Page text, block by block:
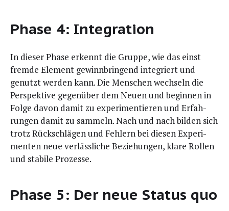
Phase 4: Integration
In die­ser Pha­se erkennt die Grup­pe, wie das einst
frem­de Ele­ment gewinn­brin­gend inte­griert und
genutzt wer­den kann. Die Men­schen wech­seln die
Per­spek­ti­ve gegen­über dem Neu­en und begin­nen in
Fol­ge davon damit zu expe­ri­men­tie­ren und Erfah­
run­gen damit zu sam­meln. Nach und nach bil­den sich
trotz Rück­schlä­gen und Feh­lern bei die­sen Expe­ri­
men­ten neue ver­läss­li­che Bezie­hun­gen, kla­re Rol­len
und sta­bi­le Prozesse.
Phase 5: Der neue Status quo